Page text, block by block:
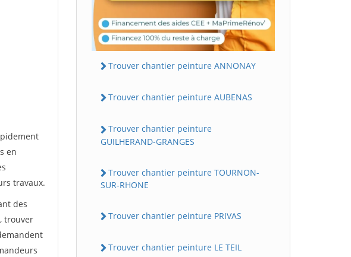
en
travaux.
des
trouver
Trouver chantier peinture ANNONAY
Trouver chantier peinture AUBENAS
Trouver chantier peinture
GUILHERAND-GRANGES
Trouver chantier peinture TOURNON-
SUR-RHONE
Trouver chantier peinture PRIVAS
Trouver chantier peinture LE TEIL